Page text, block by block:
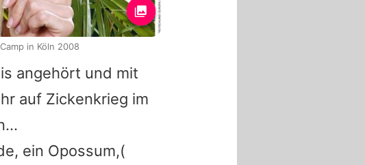
angehört und mit
auf Zickenkrieg im
ein Opossum,(
in Köln 2008